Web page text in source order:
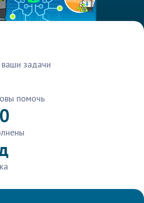
задачи
помочь